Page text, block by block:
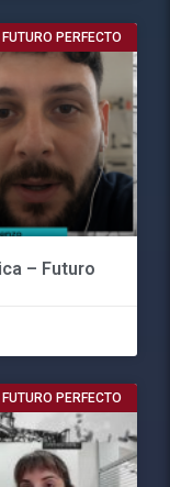
FUTURO PERFECTO
– Futuro
FUTURO PERFECTO